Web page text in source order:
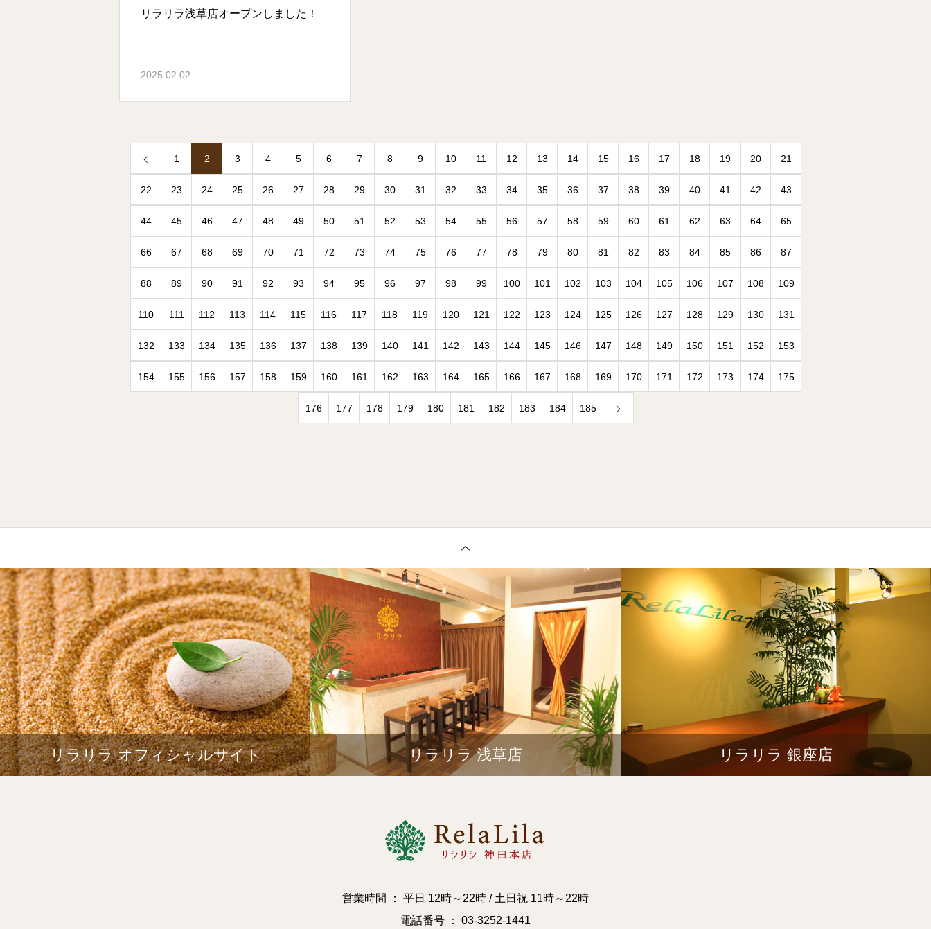
リラリラ浅草店オープンしました！
2025.02.02
1 2 3 4 5 6 7 8 9 10 11 12 13 14 15 16 17 18 19 20 21
22 23 24 25 26 27 28 29 30 31 32 33 34 35 36 37 38 39 40 41 42 43
44 45 46 47 48 49 50 51 52 53 54 55 56 57 58 59 60 61 62 63 64 65
66 67 68 69 70 71 72 73 74 75 76 77 78 79 80 81 82 83 84 85 86 87
88 89 90 91 92 93 94 95 96 97 98 99 100 101 102 103 104 105 106 107 108 109
110 111 112 113 114 115 116 117 118 119 120 121 122 123 124 125 126 127 128 129 130 131
132 133 134 135 136 137 138 139 140 141 142 143 144 145 146 147 148 149 150 151 152 153
154 155 156 157 158 159 160 161 162 163 164 165 166 167 168 169 170 171 172 173 174 175
176 177 178 179 180 181 182 183 184 185
リラリラ オフィシャルサイト リラリラ 浅草店 リラリラ 銀座店
営業時間 ： 平日 12時～22時 / 土日祝 11時～22時
電話番号 ： 03-3252-1441